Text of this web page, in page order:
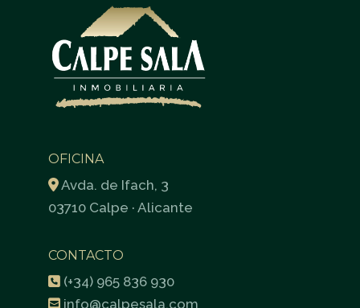
OFICINA
Avda. de Ifach, 3
03710 Calpe · Alicante
CONTACTO
(+34) 965 836 930
info@calpesala.com